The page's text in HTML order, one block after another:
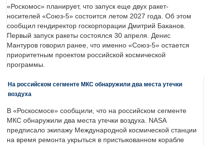
«Роскомос» планирует, что запуск еще двух ракет-
носителей «Союз-5» состоится летом 2027 года. Об этом
сообщил гендиректор госкорпорации Дмитрий Баканов.
Первый запуск ракеты состоялся 30 апреля. Денис
Мантуров говорил ранее, что именно «Союз-5» остается
приоритетным проектом российской космической
программы.
На российском сегменте МКС обнаружили два места утечки
воздуха
В «Роскосмосе» сообщили, что на российском сегменте
МКС обнаружили два места утечки воздуха. NASA
предписало экипажу Международной космической станции
на время ремонта укрыться в пристыкованном корабле